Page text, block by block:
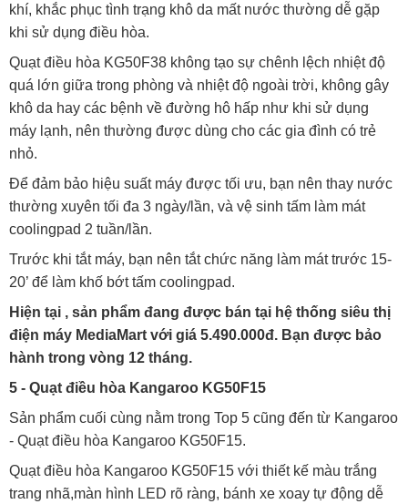
khí, khắc phục tình trạng khô da mất nước thường dễ gặp
khi sử dụng điều hòa.
Quạt điều hòa KG50F38 không tạo sự chênh lệch nhiệt độ
quá lớn giữa trong phòng và nhiệt độ ngoài trời, không gây
khô da hay các bệnh về đường hô hấp như khi sử dụng
máy lạnh, nên thường được dùng cho các gia đình có trẻ
nhỏ.
Để đảm bảo hiệu suất máy được tối ưu, bạn nên thay nước
thường xuyên tối đa 3 ngày/lần, và vệ sinh tấm làm mát
coolingpad 2 tuần/lần.
Trước khi tắt máy, bạn nên tắt chức năng làm mát trước 15-
20’ để làm khố bớt tấm coolingpad.
Hiện tại , sản phẩm đang được bán tại hệ thống siêu thị
điện máy MediaMart với giá 5.490.000đ. Bạn được bảo
hành trong vòng 12 tháng.
5 - Quạt điều hòa Kangaroo KG50F15
Sản phẩm cuối cùng nằm trong Top 5 cũng đến từ Kangaroo
- Quạt điều hòa Kangaroo KG50F15.
Quạt điều hòa Kangaroo KG50F15 với thiết kế màu trắng
trang nhã,màn hình LED rõ ràng, bánh xe xoay tự động dễ